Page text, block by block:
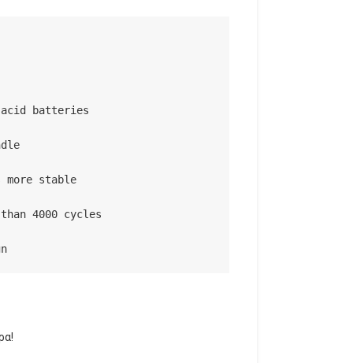
batteries
stable
4000 cycles